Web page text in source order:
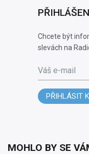
Chcete být
slevách na
Váš e-mail
PŘIHLÁSIT
MOHLO BY SE